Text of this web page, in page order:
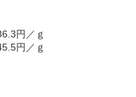
円／ｇ
円／ｇ